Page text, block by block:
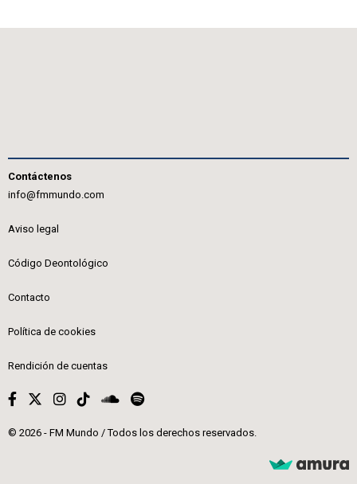
Contáctenos
info@fmmundo.com
Aviso legal
Código Deontológico
Contacto
Política de cookies
Rendición de cuentas
© 2026 - FM Mundo / Todos los derechos reservados.